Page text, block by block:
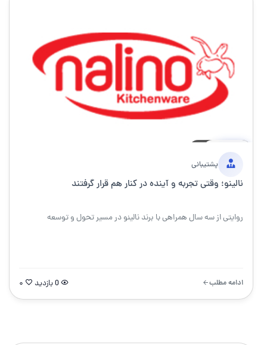
خبر
پشتیبانی
نالینو؛ وقتی تجربه و آینده در کنار هم قرار گرفتند
روایتی از سه سال همراهی با برند نالینو در مسیر تحول و توسعه
ادامه مطلب 0 بازدید ۰